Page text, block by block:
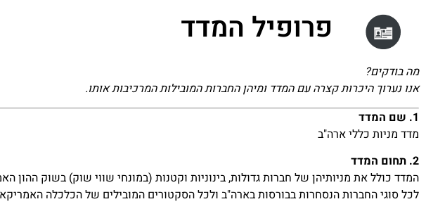
פרופיל המדד
מה בודקים?
אנו נערוך היכרות קצרה עם המדד ומיהן החברות המובילות המרכיבות אותו.
1. שם המדד
מדד מניות כללי ארה"ב
2. תחום המדד
המדד כולל את מניותיהן של חברות גדולות, בינוניות וקטנות (במונחי שווי שוק) בשוק
לכל סוגי החברות הנסחרות בבורסות בארה"ב ולכל הסקטורים המובילים של הכלכלה